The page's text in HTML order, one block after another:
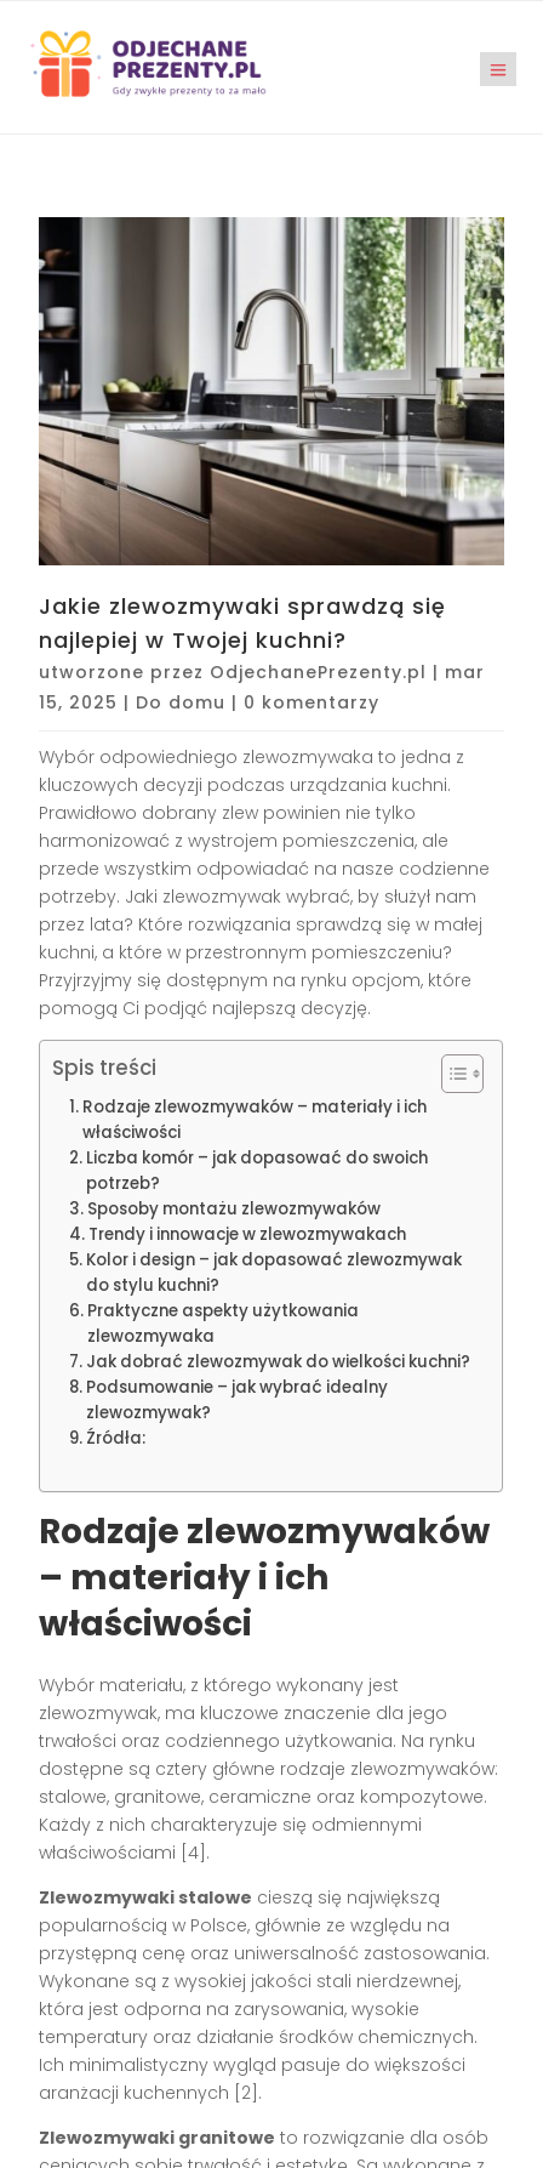
Jakie zlewozmywaki sprawdzą się
najlepiej w Twojej kuchni?
utworzone przez OdjechanePrezenty.pl | mar
15, 2025 | Do domu | 0 komentarzy
Wybór odpowiedniego zlewozmywaka to jedna z
kluczowych decyzji podczas urządzania kuchni.
Prawidłowo dobrany zlew powinien nie tylko
harmonizować z wystrojem pomieszczenia, ale
przede wszystkim odpowiadać na nasze codzienne
potrzeby. Jaki zlewozmywak wybrać, by służył nam
przez lata? Które rozwiązania sprawdzą się w małej
kuchni, a które w przestronnym pomieszczeniu?
Przyjrzyjmy się dostępnym na rynku opcjom, które
pomogą Ci podjąć najlepszą decyzję.
Spis treści
Rodzaje zlewozmywaków – materiały i ich
właściwości
Liczba komór – jak dopasować do swoich
potrzeb?
Sposoby montażu zlewozmywaków
Trendy i innowacje w zlewozmywakach
Kolor i design – jak dopasować zlewozmywak
do stylu kuchni?
Praktyczne aspekty użytkowania
zlewozmywaka
Jak dobrać zlewozmywak do wielkości kuchni?
Podsumowanie – jak wybrać idealny
zlewozmywak?
Źródła:
Rodzaje zlewozmywaków
– materiały i ich
właściwości
Wybór materiału, z którego wykonany jest
zlewozmywak, ma kluczowe znaczenie dla jego
trwałości oraz codziennego użytkowania. Na rynku
dostępne są cztery główne rodzaje zlewozmywaków:
stalowe, granitowe, ceramiczne oraz kompozytowe.
Każdy z nich charakteryzuje się odmiennymi
właściwościami [4].
Zlewozmywaki stalowe cieszą się największą
popularnością w Polsce, głównie ze względu na
przystępną cenę oraz uniwersalność zastosowania.
Wykonane są z wysokiej jakości stali nierdzewnej,
która jest odporna na zarysowania, wysokie
temperatury oraz działanie środków chemicznych.
Ich minimalistyczny wygląd pasuje do większości
aranżacji kuchennych [2].
Zlewozmywaki granitowe to rozwiązanie dla osób